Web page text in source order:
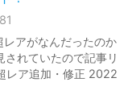
アがなんだったのか
れていたので記事リ
レア追加・修正 2022